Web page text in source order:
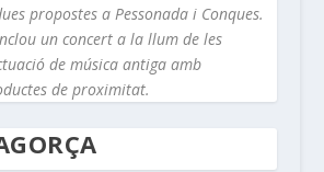
propostes a Pessonada i Conques.
un concert a la llum de les
de música antiga amb
de proximitat.